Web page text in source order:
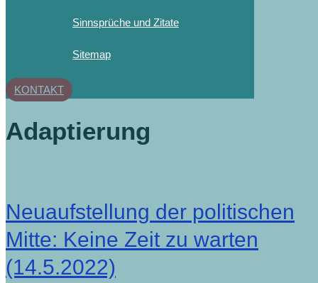
Sinnsprüche und Zitate
Sitemap
KONTAKT
Adaptierung
Neuaufstellung der politischen
Mitte: Keine Zeit zu warten
(14.5.2022)